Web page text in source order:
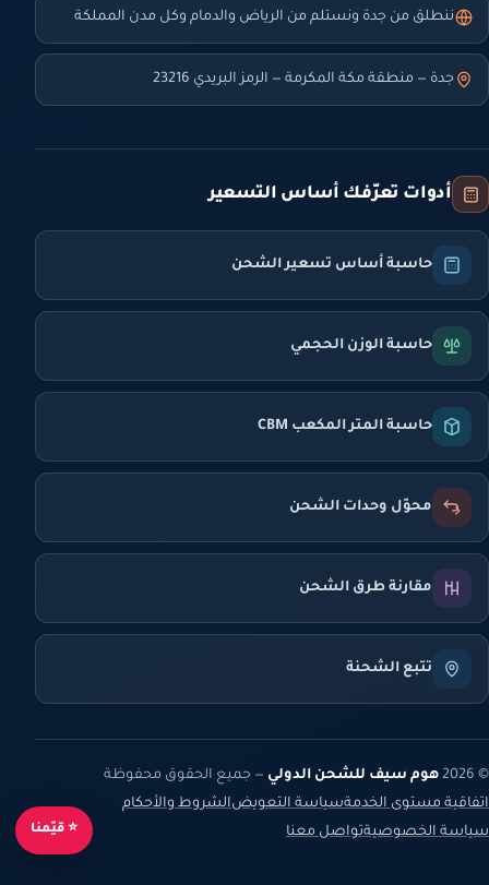
ننطلق من جدة ونستلم من الرياض والدمام وكل مدن المملكة
جدة — منطقة مكة المكرمة — الرمز البريدي 23216
أدوات تعرّفك أساس التسعير
حاسبة أساس تسعير الشحن
حاسبة الوزن الحجمي
حاسبة المتر المكعب CBM
محوّل وحدات الشحن
مقارنة طرق الشحن
تتبع الشحنة
© 2026 هوم سيف للشحن الدولي — جميع الحقوق محفوظة
اتفاقية مستوى الخدمةسياسة التعويضالشروط والأحكام
سياسة الخصوصيةتواصل معنا ⭐ قيّمنا